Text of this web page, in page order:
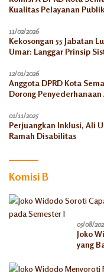
Kualitas Pelayanan Publik
11/02/2026
Kekosongan 55 Jabatan
Umar: Langgar Prinsip
12/01/2026
Anggota DPRD Kota
Dorong
01/11/2025
Perjuangkan Inklusi, Ali
Ramah Disabilitas
Komisi B
05/08/
Joko
yang